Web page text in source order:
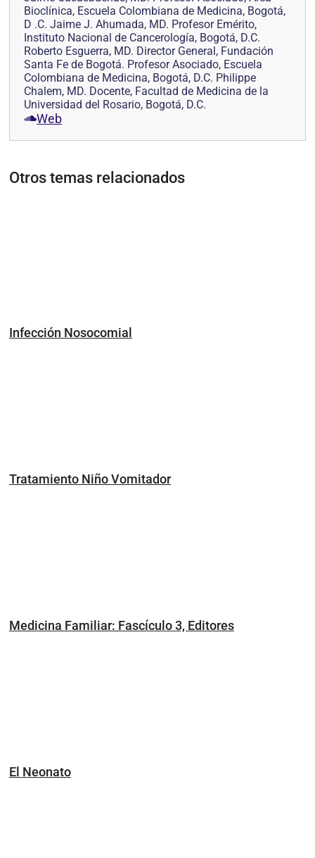
Bioclínica, Escuela Colombiana de Medicina, Bogotá,
D .C. Jaime J. Ahumada, MD. Profesor Emérito,
Instituto Nacional de Cancerología, Bogotá, D.C.
Roberto Esguerra, MD. Director General, Fundación
Santa Fe de Bogotá. Profesor Asociado, Escuela
Colombiana de Medicina, Bogotá, D.C. Philippe
Chalem, MD. Docente, Facultad de Medicina de la
Universidad del Rosario, Bogotá, D.C.
Web
Otros temas relacionados
Infección Nosocomial
Tratamiento Niño Vomitador
Medicina Familiar: Fascículo 3, Editores
El Neonato